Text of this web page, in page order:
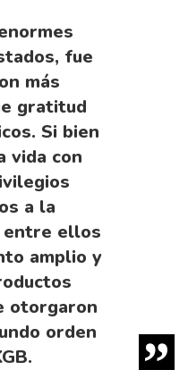
fue
más
gratitud
Si bien
vida con
a la
entre ellos
amplio y
otorgaron
orden